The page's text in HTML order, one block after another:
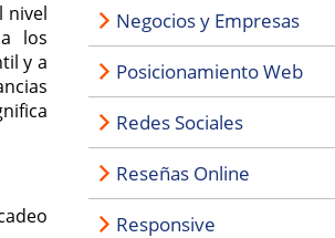
nivel
los
y a
Negocios y Empresas
Posicionamiento Web
Redes Sociales
Reseñas Online
Responsive